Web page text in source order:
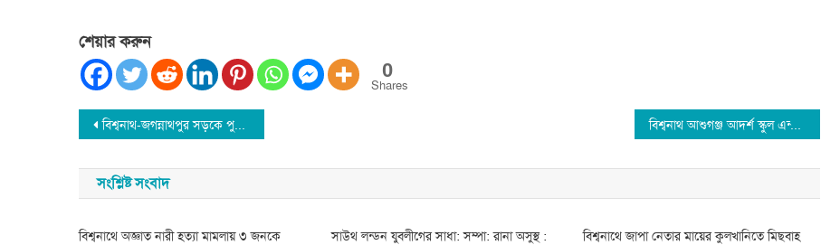
শেয়ার করুন
0
Shares
Post
navigation
বিশ্বনাথ-জগন্নাথপুর সড়কে পুকুরের মত গর্ত: যান চলাচল বন্ধ ঘোষনা বিশ্বনাথ আশুগঞ্জ আদর্শ স্কুল এন্ড কলেজের নির্বাচন: কে হবেন সভাপতি?
সংশ্লিষ্ট সংবাদ
বিশ্বনাথে অজ্ঞাত নারী হত্যা মামলায় ৩ জনকে
সাউথ লন্ডন যুবলীগের সাধা: সম্পা: রানা অসুস্থ :
বিশ্বনাথে জাপা নেতার মায়ের কুলখানিতে মিছবাহ